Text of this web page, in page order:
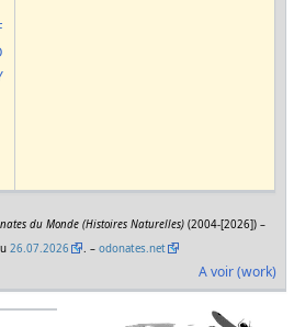
du Monde (Histoires Naturelles)(2004-[2026]) –
26.07.2026 . –odonates.net
A voir (work)